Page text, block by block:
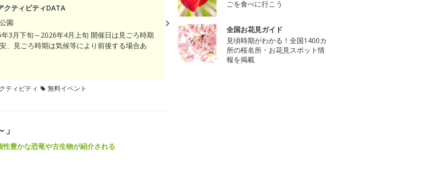
クティビティDATA
園
3月下旬～2026年4月上旬 開催日は見ごろ時期
、見ごろ時期は気候等により前後する場合あ
ティビティ 無料イベント
豊かな恐竜や古生物が紹介される
ごを食べに行こう
全国お花見ガイド
見頃時期がわかる！全国1400カ
所の桜名所・お花見スポット情
報を掲載